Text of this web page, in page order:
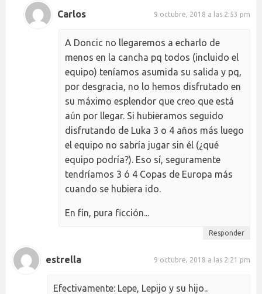
Carlos 9 octubre, 2018 a las 2:53 pm
A Doncic no llegaremos a echarlo de
menos en la cancha pq todos (incluido el
equipo) teníamos asumida su salida y pq,
por desgracia, no lo hemos disfrutado en
su máximo esplendor que creo que está
aún por llegar. Si hubieramos seguido
disfrutando de Luka 3 o 4 años más luego
el equipo no sabría jugar sin él (¿qué
equipo podría?). Eso sí, seguramente
tendríamos 3 ó 4 Copas de Europa más
cuando se hubiera ido.
En fín, pura ficción...
Responder
estrella 9 octubre, 2018 a las 2:21 pm
Efectivamente: Lepe, Lepijo y su hijo..